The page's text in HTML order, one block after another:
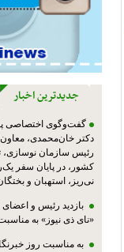
جدیدترین اخبار
گفت‌وگوی اختصاصی
دکتر خان‌محمدی،
رئیس سازمان
کشور، در پایان سفر
نی‌ریز، استهبان و
بازدید رئیس و اعضای
«نای ذی نیوز» به
به مناسبت روز